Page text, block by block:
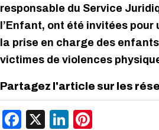
responsable du Service
l’Enfant, ont été invitées
la prise en charge des
victimes de violences
Partagez l'article sur les
Facebook
X LinkedIn